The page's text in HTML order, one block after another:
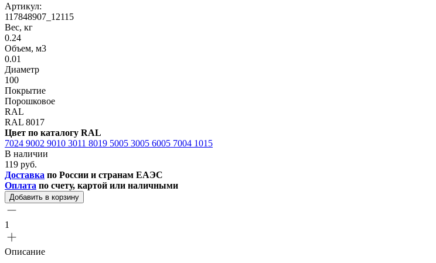
Артикул:
117848907_12115
Вес, кг
0.24
Объем, м3
0.01
Диаметр
100
Покрытие
Порошковое
RAL
RAL 8017
Цвет по каталогу RAL
7024 9002 9010 3011 8019 5005 3005 6005 7004 1015
В наличии
119 руб.
Доставка по России и странам ЕАЭС
Оплата по счету, картой или наличными
Добавить в корзину
1
Описание